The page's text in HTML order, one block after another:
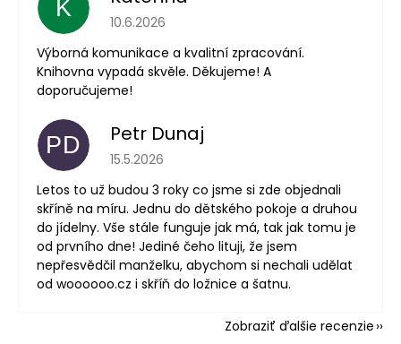
K Hodnotenie obchodu je 5 z 5 hviezdičiek.
10.6.2026
Výborná komunikace a kvalitní zpracování.
Knihovna vypadá skvěle. Děkujeme! A
doporučujeme!
PD Petr Dunaj
Hodnotenie obchodu je 5 z 5 hviezdičiek.
15.5.2026
Letos to už budou 3 roky co jsme si zde objednali
skříně na míru. Jednu do dětského pokoje a druhou
do jídelny. Vše stále funguje jak má, tak jak tomu je
od prvního dne! Jediné čeho lituji, že jsem
nepřesvědčil manželku, abychom si nechali udělat
od woooooo.cz i skříň do ložnice a šatnu.
Zobraziť ďalšie recenzie